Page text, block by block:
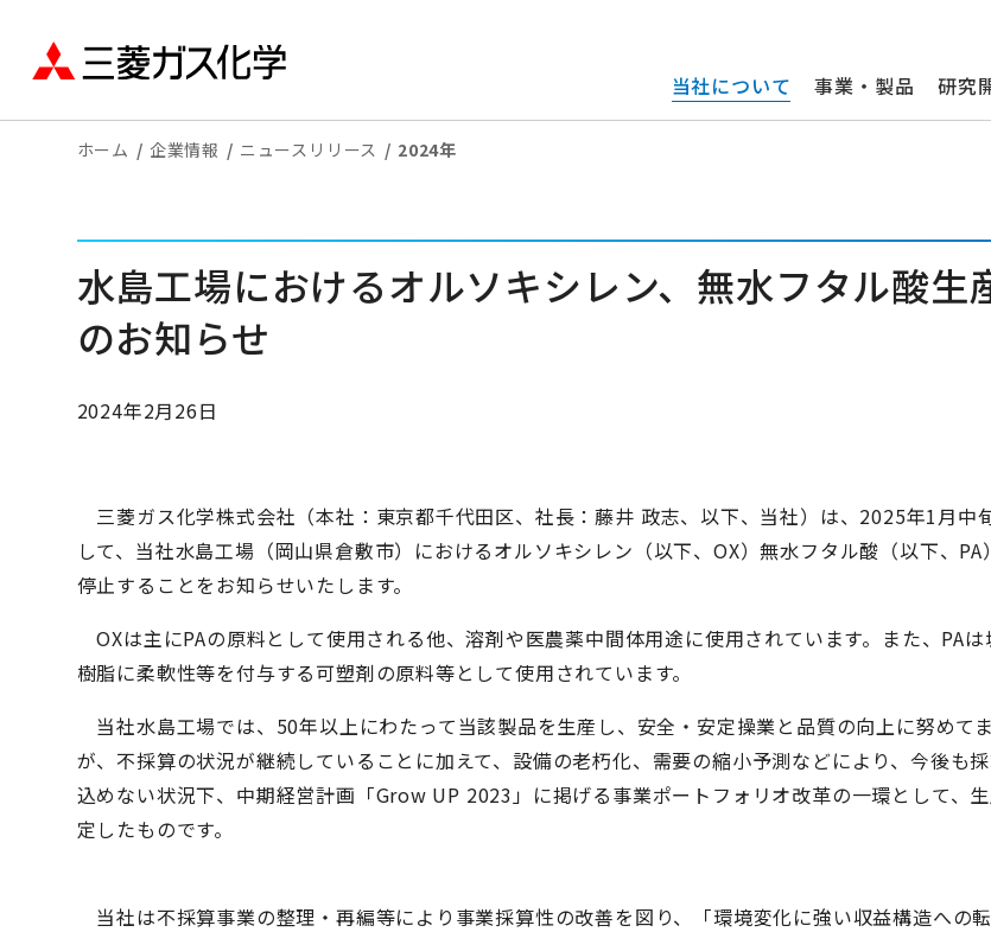
当社について 事業・製品 研究
ホーム 企業情報 ニュースリリース 2024年
水島工場におけるオルソキシレン、無水フタル酸生
のお知らせ
2024年2月26日
三菱ガス化学株式会社（本社：東京都千代田区、社長：藤井 政志、以下、当社）は、2025年1月中
して、当社水島工場（岡山県倉敷市）におけるオルソキシレン（以下、OX）無水フタル酸（以下、PA
停止することをお知らせいたします。
OXは主にPAの原料として使用される他、溶剤や医農薬中間体用途に使用されています。また、PAは
樹脂に柔軟性等を付与する可塑剤の原料等として使用されています。
当社水島工場では、50年以上にわたって当該製品を生産し、安全・安定操業と品質の向上に努めて
が、不採算の状況が継続していることに加えて、設備の老朽化、需要の縮小予測などにより、今後も
込めない状況下、中期経営計画「Grow UP 2023」に掲げる事業ポートフォリオ改革の一環として、
定したものです。
当社は不採算事業の整理・再編等により事業採算性の改善を図り、「環境変化に強い収益構造への